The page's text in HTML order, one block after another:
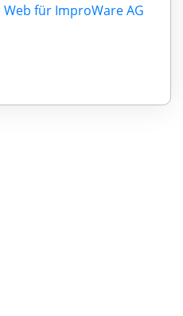
für ImproWare AG